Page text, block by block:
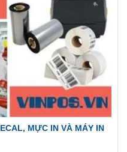
MỰC IN VÀ MÁY IN